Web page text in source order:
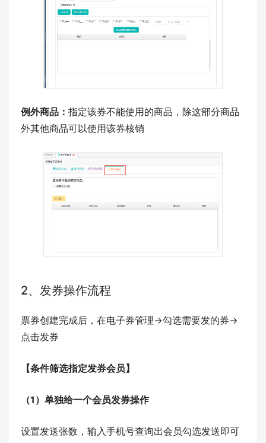
例外商品： 指定该券不能使用的商品，除这部分商品
外其他商品可以使用该券核销
2、发券操作流程
票券创建完成后，在电子券管理->勾选需要发的券->
点击发券
【条件筛选指定发券会员】
（1）单独给一个会员发券操作
设置发送张数，输入手机号查询出会员勾选发送即可